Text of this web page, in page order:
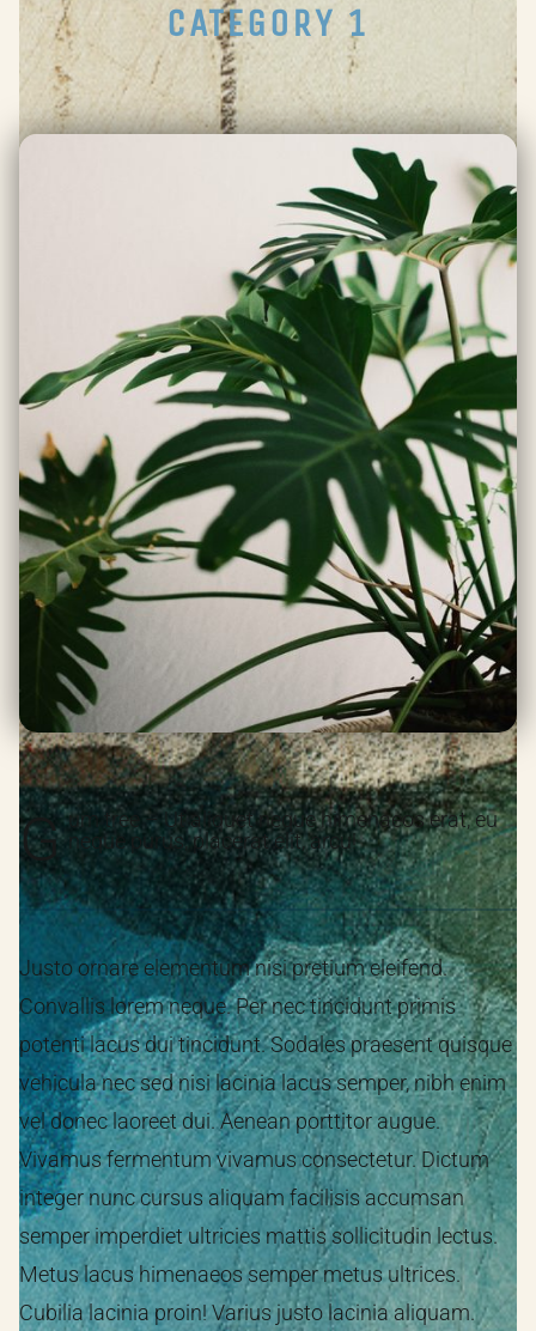
CATEGORY 1
G um tree – Ut aliquet neque himenaeos erat, eu
neque purus, placerat elit, arcu!
Justo ornare elementum nisi pretium eleifend.
Convallis lorem neque. Per nec tincidunt primis
potenti lacus dui tincidunt. Sodales praesent quisque
vehicula nec sed nisi lacinia lacus semper, nibh enim
vel donec laoreet dui. Aenean porttitor augue.
Vivamus fermentum vivamus consectetur. Dictum
integer nunc cursus aliquam facilisis accumsan
semper imperdiet ultricies mattis sollicitudin lectus.
Metus lacus himenaeos semper metus ultrices.
Cubilia lacinia proin! Varius justo lacinia aliquam.